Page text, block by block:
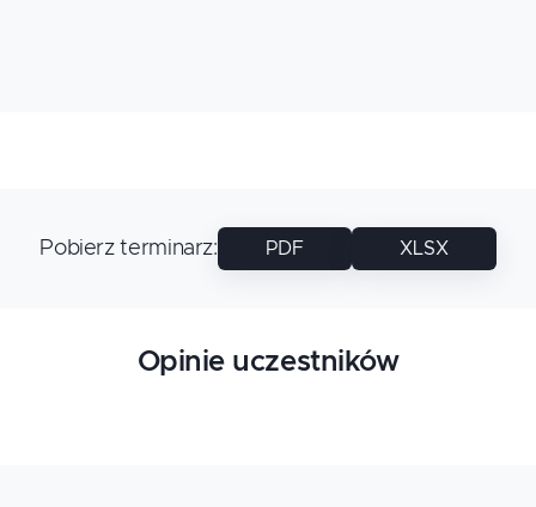
Pobierz terminarz: PDF XLSX
Opinie uczestników